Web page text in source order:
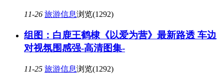
11-26 旅游信息浏览(1292)
组图：白鹿王鹤棣《以爱为营》最新路透 车边
对视氛围感强-高清图集-
11-25 旅游信息浏览(1292)